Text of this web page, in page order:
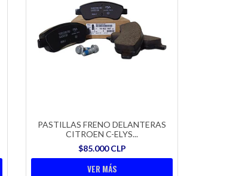
PASTILLAS FRENO DELANTERAS
CITROEN C-ELYS...
$85.000 CLP
VER MÁS